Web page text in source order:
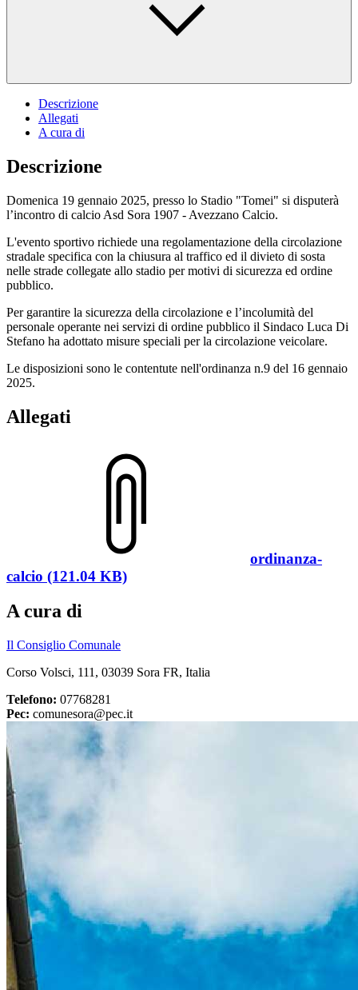
Descrizione
Allegati
A cura di
Descrizione
Domenica 19 gennaio 2025, presso lo Stadio "Tomei" si disputerà
l’incontro di calcio Asd Sora 1907 - Avezzano Calcio.
L'evento sportivo richiede una regolamentazione della circolazione
stradale specifica con la chiusura al traffico ed il divieto di sosta
nelle strade collegate allo stadio per motivi di sicurezza ed ordine
pubblico.
Per garantire la sicurezza della circolazione e l’incolumità del
personale operante nei servizi di ordine pubblico il Sindaco Luca Di
Stefano ha adottato misure speciali per la circolazione veicolare.
Le disposizioni sono le contentute nell'ordinanza n.9 del 16 gennaio
2025.
Allegati
ordinanza-
calcio (121.04 KB)
A cura di
Il Consiglio Comunale
Corso Volsci, 111, 03039 Sora FR, Italia
Telefono: 07768281
Pec: comunesora@pec.it